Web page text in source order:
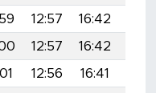
12:57 16:42
12:57 16:42
12:56 16:41